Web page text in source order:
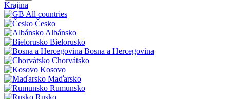
Krajina
All countries
Česko
Albánsko
Bielorusko
Bosna a Hercegovina
Chorvátsko
Kosovo
Maďarsko
Rumunsko
Rusko